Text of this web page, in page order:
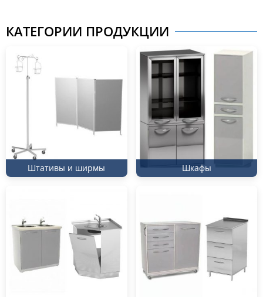
поликлиники, исследовательские кабинеты,
стоматологические кабинеты и патанатомические
отделения. Ассортимент охватывает более 20
товарных групп, включая штативы, подставки и
ступеньки — от готовых решений до изделий,
изготовленных по индивидуальным размерам и
Шкафы и приставные модули для
кабинетов
хранения лекарственных средств, медикаментов,
инструмента и личных вещей персонала. Корпус с
антикоррозийным напылением устойчив к
агрессивным дезинфицирующим веществам при
регулярной обработке. Напольные и навесные
модули с мойкой применяются как приставной
КАТЕГОРИИ ПРОДУКЦИИ
Штативы и ширмы Шкафы